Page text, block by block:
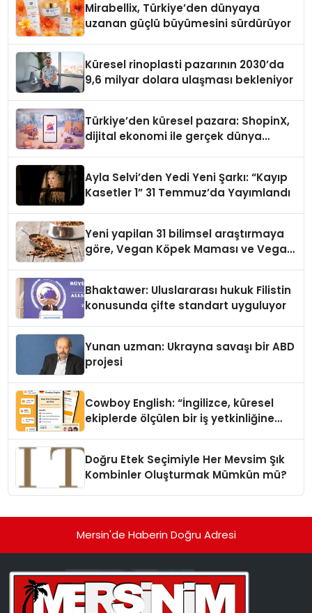
Mirabellix, Türkiye’den dünyaya
uzanan güçlü büyümesini sürdürüyor
Küresel rinoplasti pazarının 2030’da
9,6 milyar dolara ulaşması bekleniyor
Türkiye’den küresel pazara: ShopinX,
dijital ekonomi ile gerçek dünya
Ayla Selvi’den Yedi Yeni Şarkı: “Kayıp
Kasetler 1” 31 Temmuz’da Yayımlandı
Yeni yapilan 31 bilimsel araştırmaya
göre, Vegan Köpek Maması ve Vegan
Bhaktawer: Uluslararası hukuk Filistin
konusunda çifte standart uyguluyor
Yunan uzman: Ukrayna savaşı bir ABD
projesi
Cowboy English: “İngilizce, küresel
ekiplerde ölçülen bir iş yetkinliğine
Doğru Etek Seçimiyle Her Mevsim Şık
Kombinler Oluşturmak Mümkün mü?
Mersin'de Haberin Doğru Adresi